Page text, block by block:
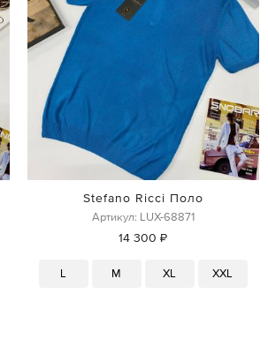
Stefano Ricci Поло
Артикул: LUX-68871
14 300 ₽
L M XL XXL